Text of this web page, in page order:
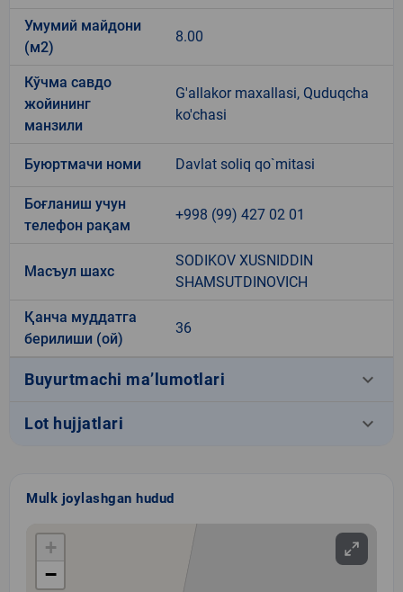
Умумий майдони
(м2)
8.00
Кўчма савдо
жойининг
манзили
G'allakor maxallasi, Quduqcha
ko'chasi
Буюртмачи номи Davlat soliq qo`mitasi
Боғланиш учун
телефон рақам
+998 (99) 427 02 01
Масъул шахс
SODIKOV XUSNIDDIN
SHAMSUTDINOVICH
Қанча муддатга
берилиши (ой)
36
Buyurtmachi ma’lumotlari keyboard_arrow_down
Lot hujjatlari keyboard_arrow_down
Mulk joylashgan hudud
+
−